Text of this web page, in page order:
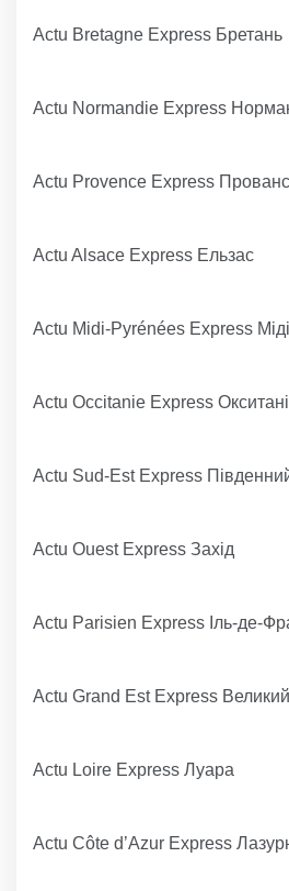
Actu Bretagne Express Бретань
Actu Normandie Express
Actu Provence Express Прованс
Actu Alsace Express Ельзас
Actu Midi-Pyrénées Express
Actu Occitanie Express
Actu Sud-Est Express
Actu Ouest Express Захід
Actu Parisien Express Іль-де-
Actu Grand Est Express
Actu Loire Express Луара
Actu Côte d’Azur Express